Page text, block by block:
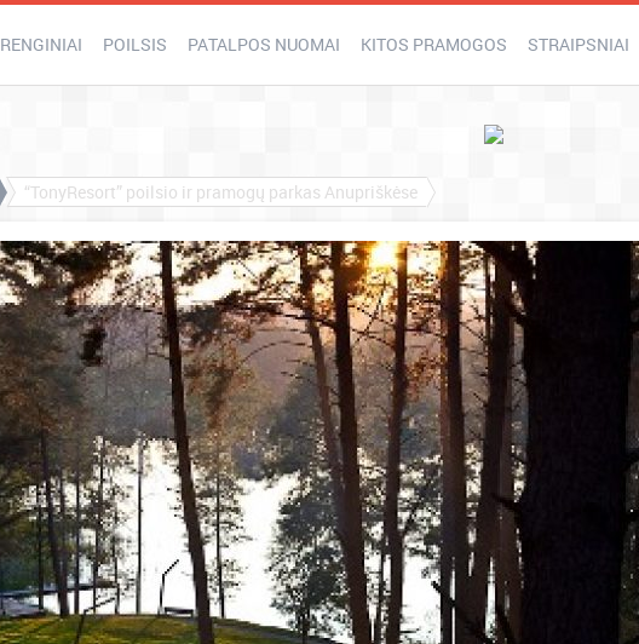
RENGINIAI POILSIS PATALPOS NUOMAI KITOS PRAMOGOS STRAIPSNIAI
“TonyResort” poilsio ir pramogų parkas Anupriškėse